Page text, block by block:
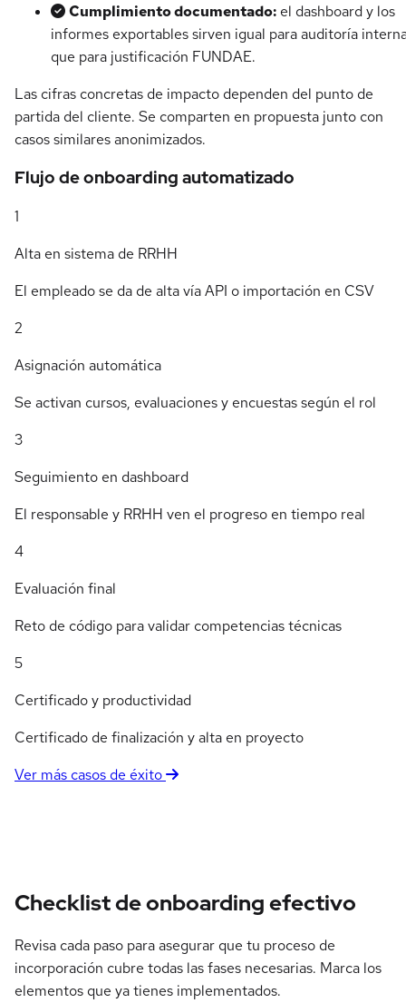
Cumplimiento documentado: el dashboard y los
informes exportables sirven igual para auditoría
que para justificación FUNDAE.
Las cifras concretas de impacto dependen del punto de
partida del cliente. Se comparten en propuesta junto con
casos similares anonimizados.
Flujo de onboarding automatizado
1
Alta en sistema de RRHH
El empleado se da de alta vía API o importación en CSV
2
Asignación automática
Se activan cursos, evaluaciones y encuestas según el rol
3
Seguimiento en dashboard
El responsable y RRHH ven el progreso en tiempo real
4
Evaluación final
Reto de código para validar competencias técnicas
5
Certificado y productividad
Certificado de finalización y alta en proyecto
Ver más casos de éxito
Checklist de onboarding efectivo
Revisa cada paso para asegurar que tu proceso de
incorporación cubre todas las fases necesarias. Marca los
elementos que ya tienes implementados.